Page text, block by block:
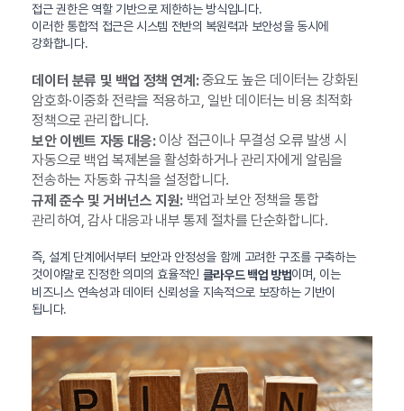
접근 권한은 역할 기반으로 제한하는 방식입니다.
이러한 통합적 접근은 시스템 전반의 복원력과 보안성을 동시에
강화합니다.
데이터 분류 및 백업 정책 연계:중요도 높은 데이터는 강화된
암호화·이중화 전략을 적용하고, 일반 데이터는 비용 최적화
정책으로 관리합니다.
보안 이벤트 자동 대응:이상 접근이나 무결성 오류 발생 시
자동으로 백업 복제본을 활성화하거나 관리자에게 알림을
전송하는 자동화 규칙을 설정합니다.
규제 준수 및 거버넌스 지원:백업과 보안 정책을 통합
관리하여, 감사 대응과 내부 통제 절차를 단순화합니다.
즉, 설계 단계에서부터 보안과 안정성을 함께 고려한 구조를 구축하는
것이야말로 진정한 의미의 효율적인 클라우드 백업 방법이며, 이는
비즈니스 연속성과 데이터 신뢰성을 지속적으로 보장하는 기반이
됩니다.